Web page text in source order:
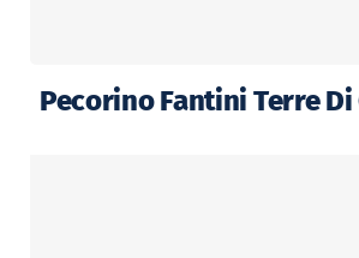
Pecorino Fantini Terre